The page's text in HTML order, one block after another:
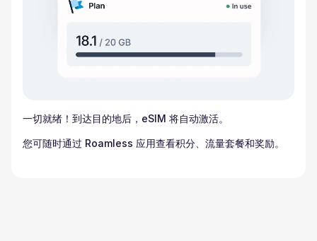
一切就绪！到达目的地后，eSIM 将自动激活。
您可随时通过 Roamless 应用查看积分、流量套餐和奖励。